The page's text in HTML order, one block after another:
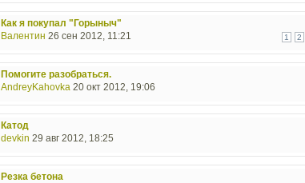
Как я покупал "Горыныч"
1 2
Валентин 26 сен 2012, 11:21
Помогите разобраться.
AndreyKahovka20 окт 2012, 19:06
Катод
devkin 29 авг 2012, 18:25
Резка бетона